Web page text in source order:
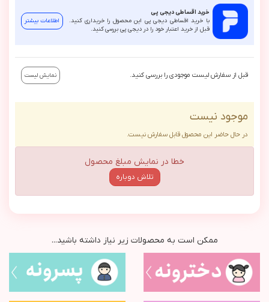
خرید اقساطی دیجی پی
با خرید اقساطی دیجی پی این محصول را خریداری کنید.
قبل از خرید اعتبار خود را در دیجی پی بررسی کنید.
اطلاعات بیشتر
قبل از سفارش لیست موجودی را بررسی کنید. نمایش لیست
موجود نیست
در حال حاضر این محصول قابل سفارش نیست.
خطا در نمایش مبلغ محصول
تلاش دوباره
ممکن است به محصولات زیر نیاز داشته باشید...